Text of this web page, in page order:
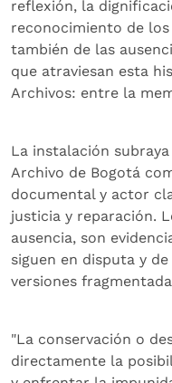
reflexión, la
reconocimiento de
también de las
que atraviesan esta
Archivos: entre la
La instalación
Archivo de Bogotá
documental y actor
justicia y reparación.
ausencia, son
siguen en disputa y
versiones
"La conservación o
directamente la